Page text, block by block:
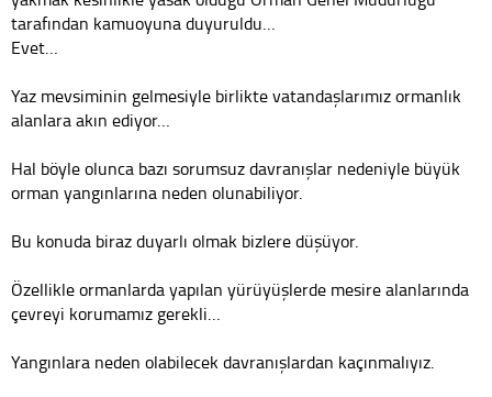
tarafından kamuoyuna duyuruldu…
Evet…
Yaz mevsiminin gelmesiyle birlikte vatandaşlarımız ormanlık
alanlara akın ediyor…
Hal böyle olunca bazı sorumsuz davranışlar nedeniyle büyük
orman yangınlarına neden olunabiliyor.
Bu konuda biraz duyarlı olmak bizlere düşüyor.
Özellikle ormanlarda yapılan yürüyüşlerde mesire alanlarında
çevreyi korumamız gerekli…
Yangınlara neden olabilecek davranışlardan kaçınmalıyız.